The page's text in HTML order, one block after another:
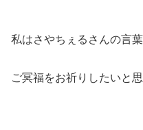
私はさやちぇるさんの言
ご冥福をお祈りしたいと思